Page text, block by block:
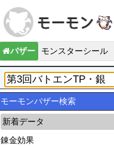
バザー モンスターシール
モーモンバザー検索
新着データ
錬金効果